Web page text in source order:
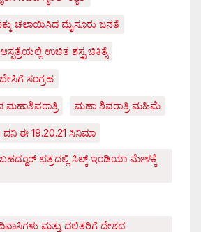
ಚಲಾಯಿಸಿದ ಮೈಸೂರು ಜನತೆ
ಉಚಿತ ಶಸ್ತೃ ಚಿಕಿತ್ಸೆ
ಸಂಗ್ರಹ
ಮಹಾಶಿವರಾತ್ರಿ ಮಹಾ ಶಿವರಾತ್ರಿ ಮಹಿಮೆ
ಈ 19.20.21 ಸಿನಿಮಾ
ಛತ್ರದಲ್ಲಿ ಸಿಲ್ಕ್ ಇಂಡಿಯಾ ಮೇಳಕ್ಕೆ
ಮತ್ತು ದಲಿತರಿಗೆ ದೇಶದ